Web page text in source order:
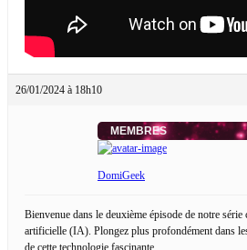
26/01/2024 à 18h10
MEMBRES
DomiGeek
Bienvenue dans le deuxième épisode de notre
artificielle (IA). Plongez plus profondément dans
de cette technologie fascinante.